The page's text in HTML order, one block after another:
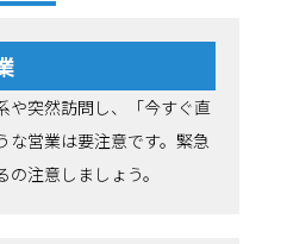
や突然訪問し、「今すぐ直
な営業は要注意です。緊急
注意しましょう。